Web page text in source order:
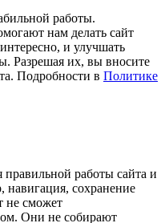
работы.
нам делать сайт
и улучшать
Разрешая их, вы вносите
Подробности в Политике
работы сайта и
сохранение
не сможет
Они не собирают